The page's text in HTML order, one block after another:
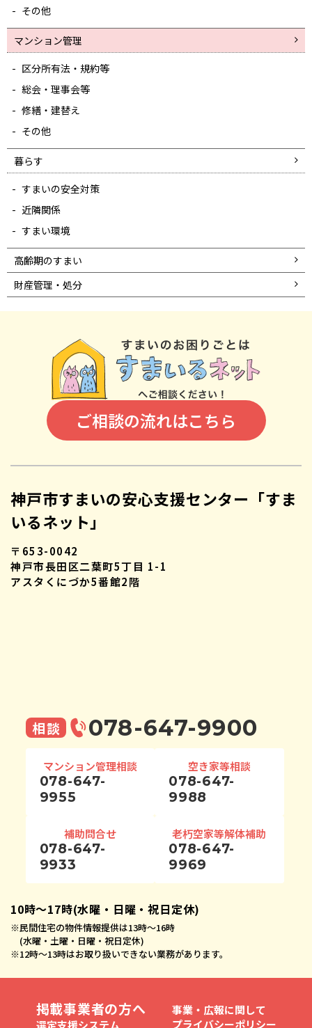
その他
マンション管理
区分所有法・規約等
総会・理事会等
修繕・建替え
その他
暮らす
すまいの安全対策
近隣関係
すまい環境
高齢期のすまい
財産管理・処分
ご相談の流れはこちら
神戸市すまいの安心支援センター「すま
いるネット」
〒653-0042
神戸市長田区二葉町5丁目 1-1
アスタくにづか5番館2階
相談 078-647-9900
マンション管理相談
078-647-
9955
空き家等相談
078-647-
9988
補助問合せ
078-647-
9933
老朽空家等解体補助
078-647-
9969
10時〜17時(水曜・日曜・祝日定休)
※民間住宅の物件情報提供は13時〜16時
(水曜・土曜・日曜・祝日定休)
※12時〜13時はお取り扱いできない業務があります。
掲載事業者の方へ
事業・広報に関して
プライバシーポリシー